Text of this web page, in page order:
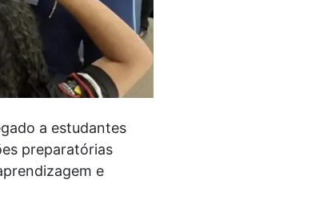
a estudantes
preparatórias
e